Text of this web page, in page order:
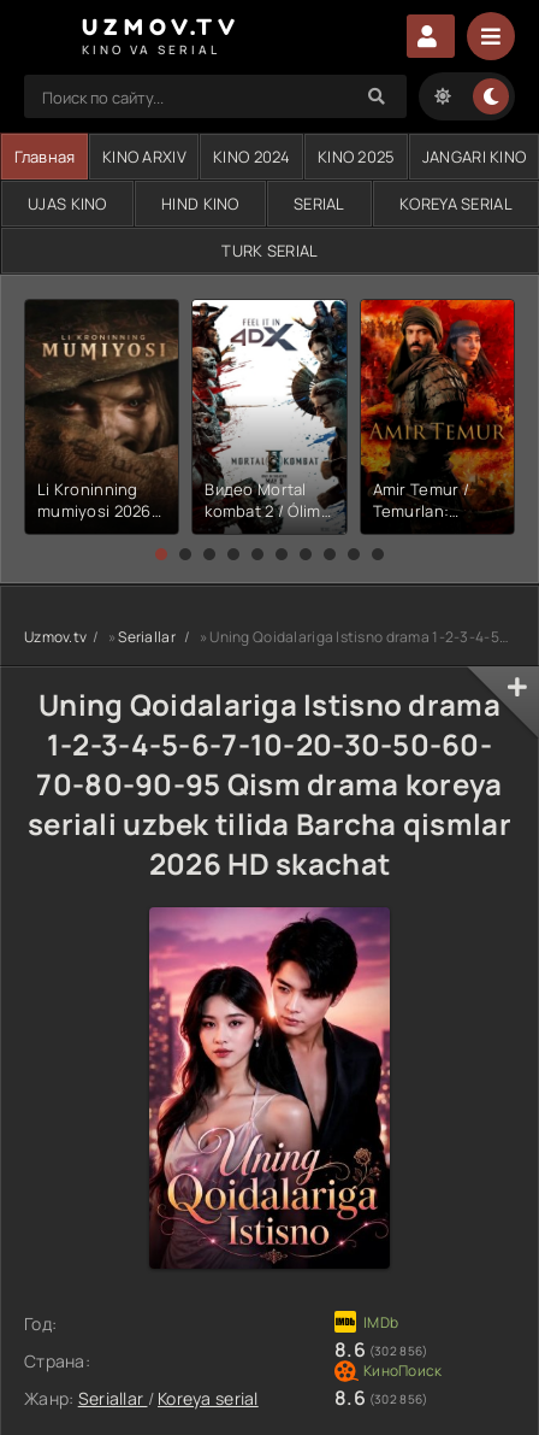
UZMOV.TV
KINO VA SERIAL
Главная KINO ARXIV KINO 2024 KINO 2025 JANGARI KINO
UJAS KINO HIND KINO SERIAL KOREYA SERIAL
TURK SERIAL
Li Kroninning
mumiyosi 2026
(uzbek tilida
kino) tarjima HD
Видео Mortal
kombat 2 / Ólim
jangi 2 (2026)
Uzbek tilida
Amir Temur /
Temurlan:
Fathchining
yuksalishi
tarjima kino Full
HD tas-ix
Uzmov.tv »Seriallar » Uning Qoidalariga Istisno drama 1-2-3-4-5-6-7-10-20-30-50-60-70-80-90-95 Qism drama koreya seriali uzbek tilida Barcha qismlar 2026 HD skachat
Uning Qoidalariga Istisno drama
1-2-3-4-5-6-7-10-20-30-50-60-
70-80-90-95 Qism drama koreya
seriali uzbek tilida Barcha qismlar
2026 HD skachat
Год:
Страна:
Жанр: Seriallar / Koreya serial
8.6 (302 856)
8.6 (302 856)